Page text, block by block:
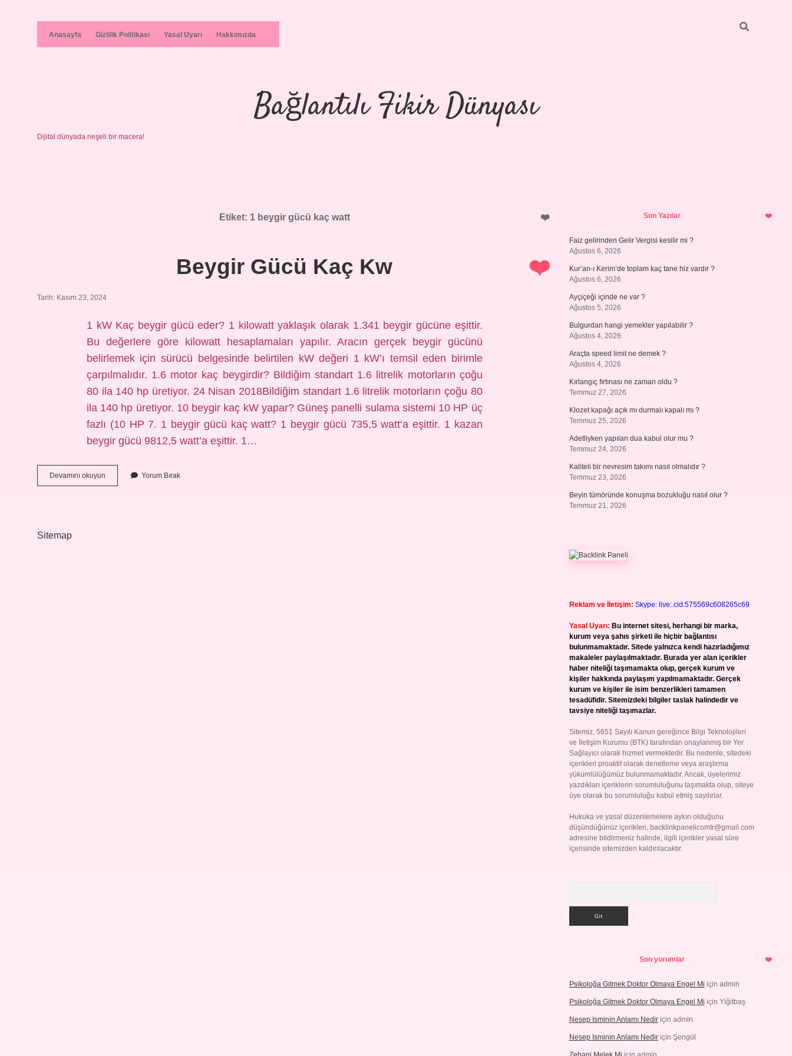
Anasayfa Gizlilik Politikası Yasal Uyarı Hakkımızda
Bağlantılı Fikir Dünyası
Dijital dünyada neşeli bir macera!
Etiket: 1 beygir gücü kaç watt
Beygir Gücü Kaç Kw
Tarih: Kasım 23, 2024
1 kW Kaç beygir gücü eder? 1 kilowatt yaklaşık olarak 1.341 beygir gücüne eşittir.
Bu değerlere göre kilowatt hesaplamaları yapılır. Aracın gerçek beygir gücünü
belirlemek için sürücü belgesinde belirtilen kW değeri 1 kW’ı temsil eden birimle
çarpılmalıdır. 1.6 motor kaç beygirdir? Bildiğim standart 1.6 litrelik motorların çoğu
80 ila 140 hp üretiyor. 24 Nisan 2018Bildiğim standart 1.6 litrelik motorların çoğu 80
ila 140 hp üretiyor. 10 beygir kaç kW yapar? Güneş panelli sulama sistemi 10 HP üç
fazlı (10 HP 7. 1 beygir gücü kaç watt? 1 beygir gücü 735,5 watt’a eşittir. 1 kazan
beygir gücü 9812,5 watt’a eşittir. 1…
Devamını okuyun
Gücü
Yorum Bırak
Sitemap
SidebarSon Yazılar
Faiz gelirinden Gelir Vergisi kesilir mi ?
Ağustos 6, 2026
Kur’an-ı Kerim’de toplam kaç tane hiz vardır ?
Ağustos 6, 2026
Ayçiçeği içinde ne var ?
Ağustos 5, 2026
Bulgurdan hangi yemekler yapılabilir ?
Ağustos 4, 2026
Araçta speed limit ne demek ?
Ağustos 4, 2026
Kırlangıç fırtınası ne zaman oldu ?
Temmuz 27, 2026
Klozet kapağı açık mı durmalı kapalı mı ?
Temmuz 25, 2026
Adetliyken yapılan dua kabul olur mu ?
Temmuz 24, 2026
Kaliteli bir nevresim takımı nasıl olmalıdır ?
Temmuz 23, 2026
Beyin tümöründe konuşma bozukluğu nasıl olur ?
Temmuz 21, 2026
Reklam ve İletişim: Skype: live:.cid.575569c608265c69
Yasal Uyarı: Bu internet sitesi, herhangi bir marka,
kurum veya şahıs şirketi ile hiçbir bağlantısı
bulunmamaktadır. Sitede yalnızca kendi hazırladığımız
makaleler paylaşılmaktadır. Burada yer alan içerikler
haber niteliği taşımamakta olup, gerçek kurum ve
kişiler hakkında paylaşım yapılmamaktadır. Gerçek
kurum ve kişiler ile isim benzerlikleri tamamen
tesadüfidir. Sitemizdeki bilgiler taslak halindedir ve
tavsiye niteliği taşımazlar.
Sitemiz, 5651 Sayılı Kanun gereğince Bilgi Teknolojileri
ve İletişim Kurumu (BTK) tarafından onaylanmış bir Yer
Sağlayıcı olarak hizmet vermektedir. Bu nedenle, sitedeki
içerikleri proaktif olarak denetleme veya araştırma
yükümlülüğümüz bulunmamaktadır. Ancak, üyelerimiz
yazdıkları içeriklerin sorumluluğunu taşımakta olup, siteye
üye olarak bu sorumluluğu kabul etmiş sayılırlar.
Hukuka ve yasal düzenlemelere aykırı olduğunu
düşündüğünüz içerikleri, backlinkpanelicomtr@gmail.com
adresine bildirmeniz halinde, ilgili içerikler yasal süre
içerisinde sitemizden kaldırılacaktır.
Son yorumlar
Psikoloğa Gitmek Doktor Olmaya Engel Mi için admin
Psikoloğa Gitmek Doktor Olmaya Engel Mi için Yiğitbaş
Nesep Isminin Anlamı Nediriçin admin
Nesep Isminin Anlamı Nediriçin Şengül